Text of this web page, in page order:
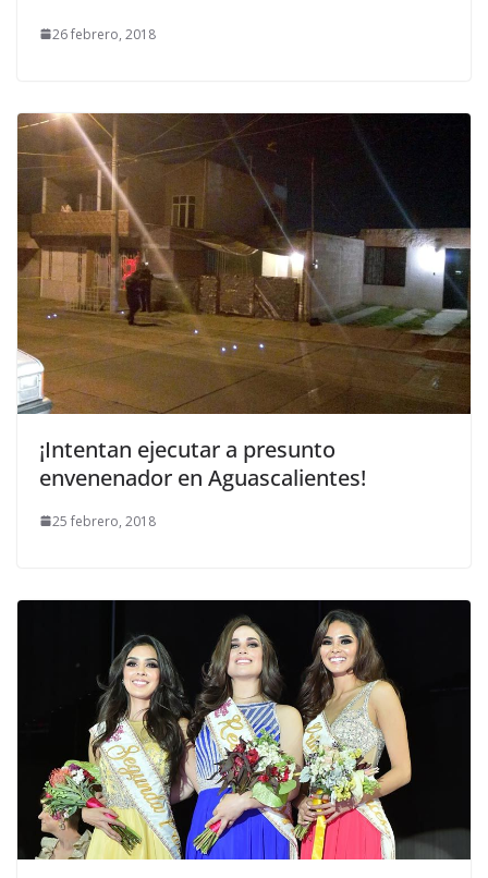
26 febrero, 2018
¡Intentan ejecutar a presunto
envenenador en Aguascalientes!
25 febrero, 2018